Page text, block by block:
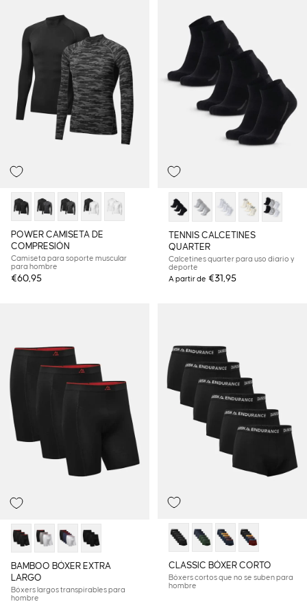
POWER CAMISETA DE
COMPRESIÓN
Camiseta para soporte muscular
para hombre
€60,95
TENNIS CALCETINES
QUARTER
Calcetines quarter para uso diario y
deporte
A partir de €31,95
BAMBOO BÓXER EXTRA
LARGO
Bóxers largos transpirables para
hombre
CLASSIC BÓXER CORTO
Bóxers cortos que no se suben para
hombre